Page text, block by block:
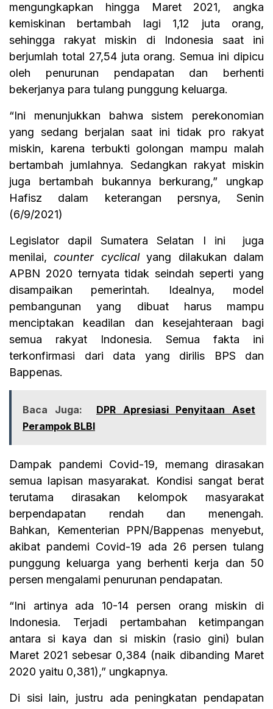
mengungkapkan hingga Maret 2021, angka
kemiskinan bertambah lagi 1,12 juta orang,
sehingga rakyat miskin di Indonesia saat ini
berjumlah total 27,54 juta orang. Semua ini dipicu
oleh penurunan pendapatan dan berhenti
bekerjanya para tulang punggung keluarga.
“Ini menunjukkan bahwa sistem perekonomian
yang sedang berjalan saat ini tidak pro rakyat
miskin, karena terbukti golongan mampu malah
bertambah jumlahnya. Sedangkan rakyat miskin
juga bertambah bukannya berkurang,” ungkap
Hafisz dalam keterangan persnya, Senin
(6/9/2021)
Legislator dapil Sumatera Selatan I ini juga
menilai,counter cyclicalyang dilakukan dalam
APBN 2020 ternyata tidak seindah seperti yang
disampaikan pemerintah. Idealnya, model
pembangunan yang dibuat harus mampu
menciptakan keadilan dan kesejahteraan bagi
semua rakyat Indonesia. Semua fakta ini
terkonfirmasi dari data yang dirilis BPS dan
Bappenas.
Baca Juga:
DPR Apresiasi Penyitaan Aset
Perampok BLBI
Dampak pandemi Covid-19, memang dirasakan
semua lapisan masyarakat. Kondisi sangat berat
terutama dirasakan kelompok masyarakat
berpendapatan rendah dan menengah.
Bahkan, Kementerian PPN/Bappenas menyebut,
akibat pandemi Covid-19 ada 26 persen tulang
punggung keluarga yang berhenti kerja dan 50
persen mengalami penurunan pendapatan.
“Ini artinya ada 10-14 persen orang miskin di
Indonesia. Terjadi pertambahan ketimpangan
antara si kaya dan si miskin (rasio gini) bulan
Maret 2021 sebesar 0,384 (naik dibanding Maret
2020 yaitu 0,381),” ungkapnya.
Di sisi lain, justru ada peningkatan pendapatan